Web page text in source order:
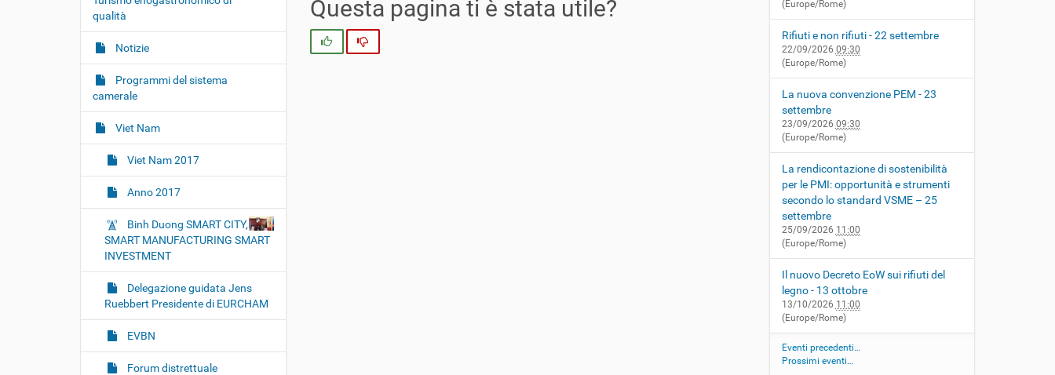
Questa pagina ti è stata utile?
Si
a
z
i
o
n
e
qualità
Notizie
Programmi del sistema
camerale
Viet Nam
Viet Nam 2017
Anno 2017
Binh Duong SMART CITY,
SMART MANUFACTURING SMART
INVESTMENT
Delegazione guidata Jens
Ruebbert Presidente di EURCHAM
EVBN
Forum distrettuale
(Europe/Rome)
Rifiuti e non rifiuti - 22 settembre
22/09/2026 09:30
(Europe/Rome)
La nuova convenzione PEM - 23
settembre
23/09/2026 09:30
(Europe/Rome)
La rendicontazione di sostenibilità
per le PMI: opportunità e strumenti
secondo lo standard VSME – 25
settembre
25/09/2026 11:00
(Europe/Rome)
Il nuovo Decreto EoW sui rifiuti del
legno - 13 ottobre
13/10/2026 11:00
(Europe/Rome)
Eventi precedenti…
Prossimi eventi…